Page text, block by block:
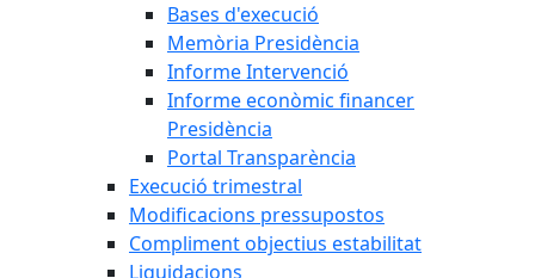
Bases d'execució
Memòria Presidència
Informe Intervenció
Informe econòmic financer
Presidència
Portal Transparència
Execució trimestral
Modificacions pressupostos
Compliment objectius estabilitat
Liquidacions